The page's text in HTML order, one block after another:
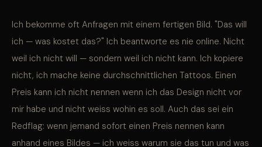
Ich bekomme oft Anfragen mit einem fertigen Bild. "Das will
ich — was kostet das?" Ich beantworte es nie online. Nicht
weil ich nicht will — sondern weil ich nicht kann. Ich kopiere
nicht, ich mache keine durchschnittlichen Tattoos. Einen
Preis kann ich nicht nennen wenn ich das Design nicht vor
mir habe und nicht weiss wohin es soll. Auch das sei ein
Redflag: wenn jemand sofort einen Preis nennen kann
anhand eines Bildes — ich weiss warum sie das tun und was